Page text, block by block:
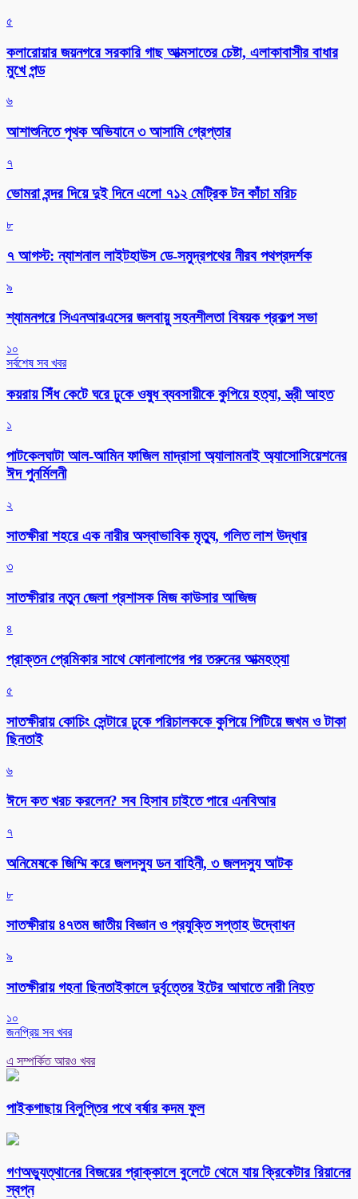
৫
কলারোয়ার জয়নগরে সরকারি গাছ আত্মসাতের চেষ্টা, এলাকাবাসীর বাধার
মুখে পন্ড
৬
আশাশুনিতে পৃথক অভিযানে ৩ আসামি গ্রেপ্তার
৭
ভোমরা বন্দর দিয়ে দুই দিনে এলো ৭১২ মেট্রিক টন কাঁচা মরিচ
৮
৭ আগস্ট: ন্যাশনাল লাইটহাউস ডে-সমুদ্রপথের নীরব পথপ্রদর্শক
৯
শ্যামনগরে সিএনআরএসের জলবায়ু সহনশীলতা বিষয়ক প্রকল্প সভা
১০
সর্বশেষ সব খবর
কয়রায় সিঁধ কেটে ঘরে ঢুকে ওষুধ ব্যবসায়ীকে কুপিয়ে হত্যা, স্ত্রী আহত
১
পাটকেলঘাটা আল-আমিন ফাজিল মাদ্রাসা অ্যালামনাই অ্যাসোসিয়েশনের
ঈদ পুনর্মিলনী
২
সাতক্ষীরা শহরে এক নারীর অস্বাভাবিক মৃত্যু, গলিত লাশ উদ্ধার
৩
সাতক্ষীরার নতুন জেলা প্রশাসক মিজ কাউসার আজিজ
৪
প্রাক্তন প্রেমিকার সাথে ফোনালাপের পর তরুনের আত্মহত্যা
৫
সাতক্ষীরায় কোচিং সেন্টারে ঢুকে পরিচালককে কুপিয়ে পিটিয়ে জখম ও টাকা
ছিনতাই
৬
ঈদে কত খরচ করলেন? সব হিসাব চাইতে পারে এনবিআর
৭
অনিমেষকে জিম্মি করে জলদস্যু ডন বাহিনী, ৩ জলদস্যু আটক
৮
সাতক্ষীরায় ৪৭তম জাতীয় বিজ্ঞান ও প্রযুক্তি সপ্তাহ উদ্বোধন
৯
সাতক্ষীরায় গহনা ছিনতাইকালে দুর্বৃত্তের ইটের আঘাতে নারী নিহত
১০
জনপ্রিয় সব খবর
এ সম্পর্কিত আরও খবর
পাইকগাছায় বিলুপ্তির পথে বর্ষার কদম ফুল
গণঅভ্যুত্থানের বিজয়ের প্রাক্কালে বুলেটে থেমে যায় ক্রিকেটার রিয়ানের
স্বপ্ন